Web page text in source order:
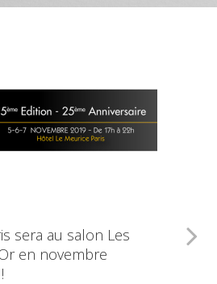
sera au salon Les
en novembre